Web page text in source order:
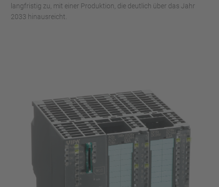
langfristig zu, mit einer Produktion, die deutlich über das Jahr
2033 hinausreicht.